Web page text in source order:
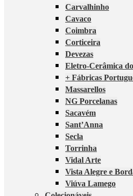
Carvalhinho
Cavaco
Coimbra
Corticeira
Devezas
Eletro-Cerâmica
+ Fábricas
Massarellos
NG Porcelanas
Sacavém
Sant’Anna
Secla
Torrinha
Vidal Arte
Vista Alegre e
Viúva Lamego